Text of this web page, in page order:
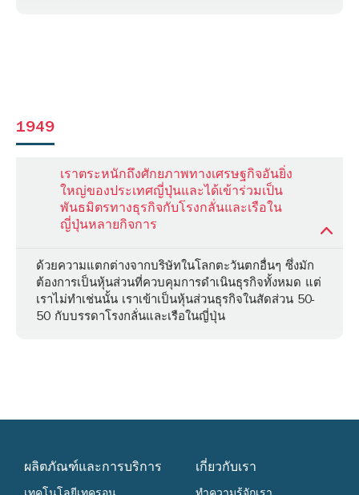
1949
เราตระหนักถึงศักยภาพทางเศรษฐกิจอันยิ่ง
ใหญ่ของประเทศญี่ปุ่นและได้เข้าร่วมเป็น
พันธมิตรทางธุรกิจกับโรงกลั่นและเรือใน
ญี่ปุ่นหลายกิจการ
ด้วยความแตกต่างจากบริษัทในโลกตะวันตกอื่นๆ ซึ่งมัก
ต้องการเป็นหุ้นส่วนที่ควบคุมการดำเนินธุรกิจทั้งหมด แต่
เราไม่ทำเช่นนั้น เราเข้าเป็นหุ้นส่วนธุรกิจในสัดส่วน 50-
50 กับบรรดาโรงกลั่นและเรือในญี่ปุ่น
ผลิตภัณฑ์และการบริการ เกี่ยวกับเรา